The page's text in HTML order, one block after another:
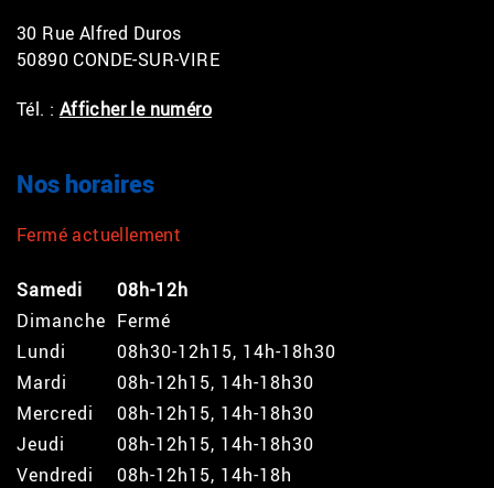
30 Rue Alfred Duros
50890 CONDE-SUR-VIRE
Tél. : Afficher le numéro
Nos horaires
Fermé actuellement
Samedi
08h-12h
Dimanche Fermé
Lundi
08h30-12h15, 14h-18h30
Mardi
08h-12h15, 14h-18h30
Mercredi
08h-12h15, 14h-18h30
Jeudi
08h-12h15, 14h-18h30
Vendredi
08h-12h15, 14h-18h